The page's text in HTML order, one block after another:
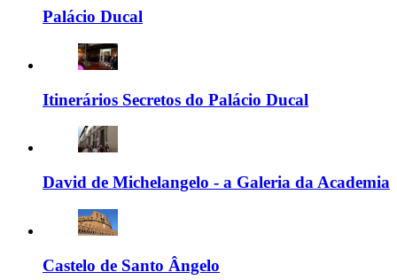
Palácio Ducal
Itinerários Secretos do Palácio Ducal
David de Michelangelo - a Galeria da Academia
Castelo de Santo Ângelo